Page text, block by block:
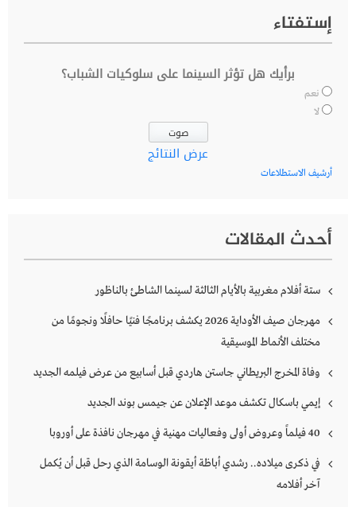
إستفتاء
برأيك هل تؤثر السينما على سلوكيات الشباب؟
نعم
لا
عرض النتائج
أرشيف الاستطلاعات
أحدث المقالات
ستة أفلام مغربية بالأيام الثالثة لسينما الشاطئ بالناظور
مهرجان صيف الأوداية 2026 يكشف برنامجًا فنيًا حافلًا ونجومًا من
مختلف الأنماط الموسيقية
وفاة المخرج البريطاني جاستن هاردي قبل أسابيع من عرض فيلمه الجديد
إيمي باسكال تكشف موعد الإعلان عن جيمس بوند الجديد
40 فيلماً وعروض أولى وفعاليات مهنية في مهرجان نافذة على أوروبا
في ذكرى ميلاده.. رشدي أباظة أيقونة الوسامة الذي رحل قبل أن يُكمل
آخر أفلامه